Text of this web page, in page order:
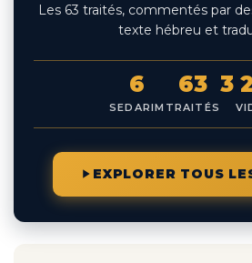
Les 63 traités, commentés par
texte hébreu et
6
SEDARIM
63
TRAITÉS
3
EXPLORER TOUS